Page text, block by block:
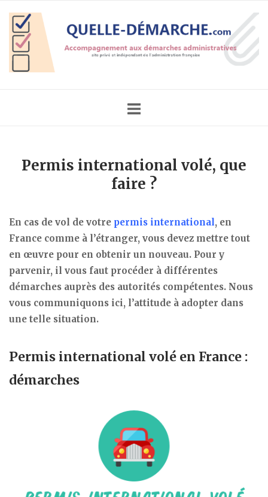
content
Home
Permis international volé, que
faire ?
En cas de vol de votre permis international, en
France comme à l’étranger, vous devez mettre tout
en œuvre pour en obtenir un nouveau. Pour y
parvenir, il vous faut procéder à différentes
démarches auprès des autorités compétentes. Nous
vous communiquons ici, l’attitude à adopter dans
une telle situation.
Permis international volé en France :
démarches